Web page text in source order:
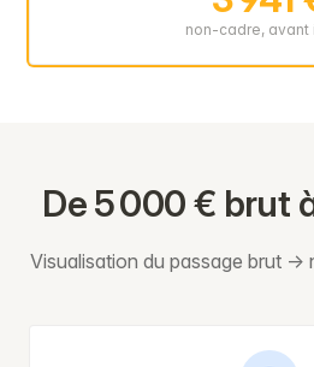
non-cadre, avant
De 5 000 € brut
Visualisation du passage brut →